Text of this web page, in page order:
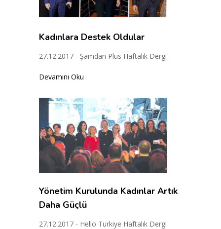
Kadınlara Destek Oldular
27.12.2017 - Şamdan Plus Haftalık Dergi
Devamını Oku
Yönetim Kurulunda Kadınlar Artık
Daha Güçlü
27.12.2017 - Hello Türkiye Haftalık Dergi